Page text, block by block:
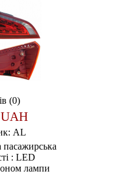
(0)
AL
пасажирська
: LED
лампи